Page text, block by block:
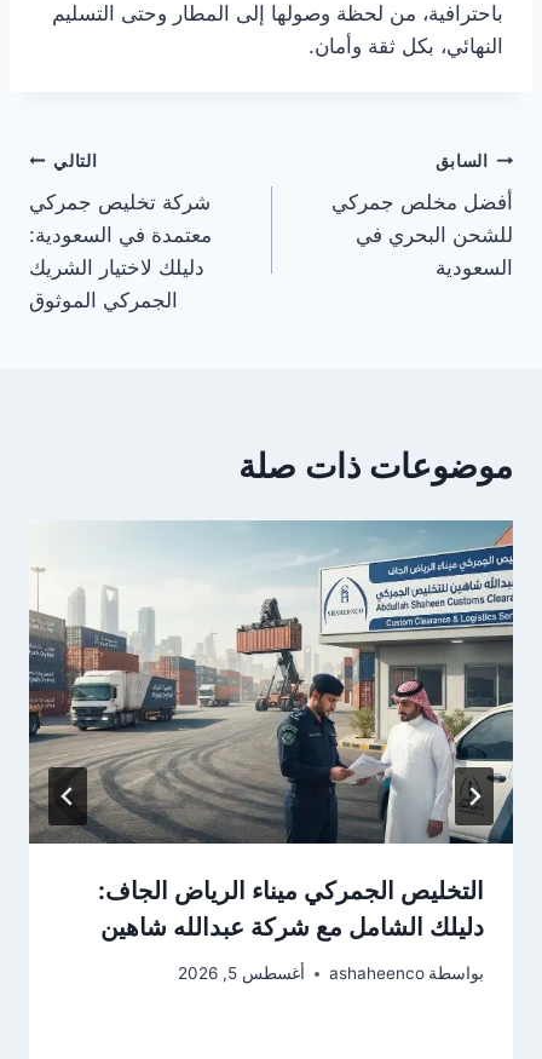
باحترافية، من لحظة وصولها إلى المطار وحتى التسليم
النهائي، بكل ثقة وأمان.
السابق
أفضل مخلص جمركي
للشحن البحري في
السعودية
التالي
شركة تخليص جمركي
معتمدة في السعودية:
دليلك لاختيار الشريك
الجمركي الموثوق
موضوعات ذات صلة
التخليص الجمركي ميناء الرياض الجاف:
دليلك الشامل مع شركة عبدالله شاهين
بواسطة ashaheenco أغسطس 5, 2026